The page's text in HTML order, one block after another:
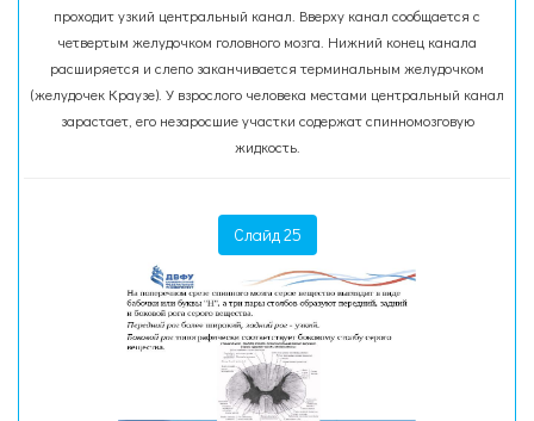
проходит узкий центральный канал. Вверху канал сообщается с
четвертым желудочком головного мозга. Нижний конец канала
расширяется и слепо заканчивается терминальным желудочком
(желудочек Краузе). У взрослого человека местами центральный канал
зарастает, его незаросшие участки содержат спинномозговую
жидкость.
Слайд 25